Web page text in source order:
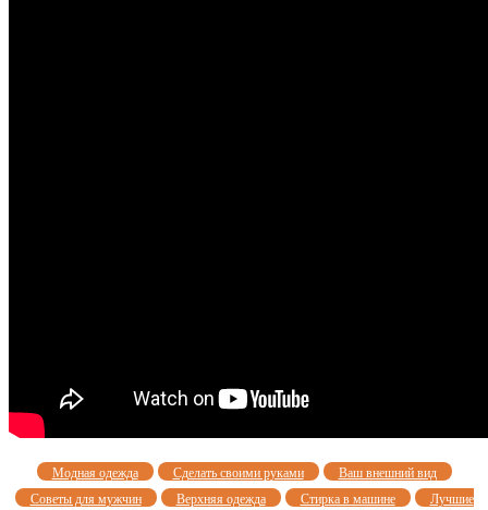
Модная одежда Сделать своими руками
Ваш внешний вид
Советы для мужчин
Верхняя одежда Стирка в машине Лучшие